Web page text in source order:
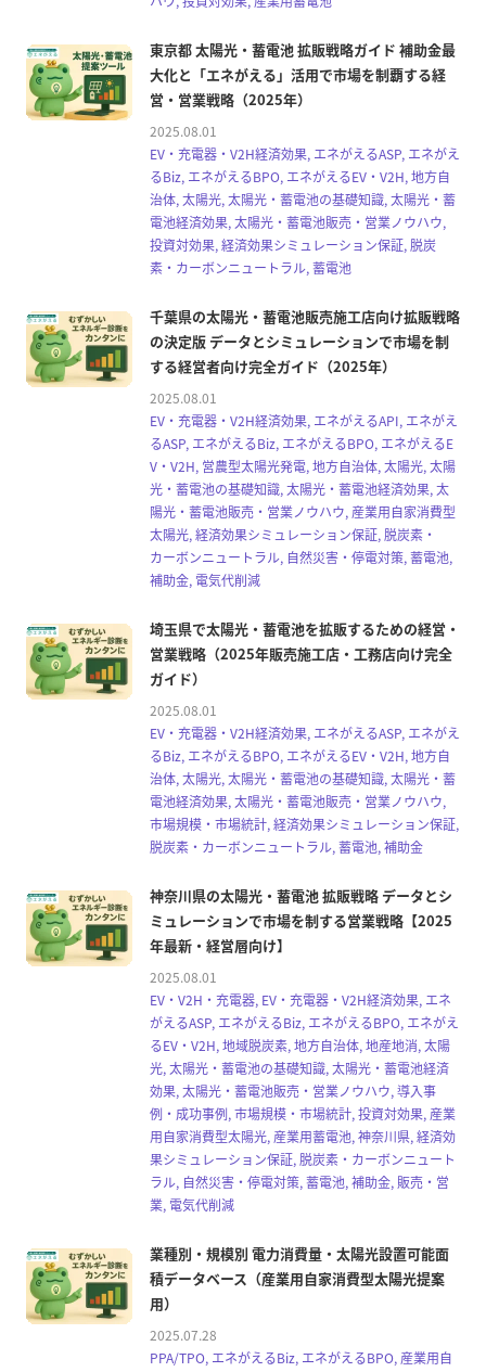
東京都 太陽光・蓄電池 拡販戦略ガイド 補助金最
大化と「エネがえる」活用で市場を制覇する経
営・営業戦略（2025年）
2025.08.01
EV・充電器・V2H経済効果, エネがえるASP, エネがえ
るBiz, エネがえるBPO, エネがえるEV・V2H, 地方自
治体, 太陽光, 太陽光・蓄電池の基礎知識, 太陽光・蓄
電池経済効果, 太陽光・蓄電池販売・営業ノウハウ,
投資対効果, 経済効果シミュレーション保証, 脱炭
素・カーボンニュートラル, 蓄電池
千葉県の太陽光・蓄電池販売施工店向け拡販戦略
の決定版 データとシミュレーションで市場を制
する経営者向け完全ガイド（2025年）
2025.08.01
EV・充電器・V2H経済効果, エネがえるAPI, エネがえ
るASP, エネがえるBiz, エネがえるBPO, エネがえるE
V・V2H, 営農型太陽光発電, 地方自治体, 太陽光, 太陽
光・蓄電池の基礎知識, 太陽光・蓄電池経済効果, 太
陽光・蓄電池販売・営業ノウハウ, 産業用自家消費型
太陽光, 経済効果シミュレーション保証, 脱炭素・
カーボンニュートラル, 自然災害・停電対策, 蓄電池,
補助金, 電気代削減
埼玉県で太陽光・蓄電池を拡販するための経営・
営業戦略（2025年販売施工店・工務店向け完全
ガイド）
2025.08.01
EV・充電器・V2H経済効果, エネがえるASP, エネがえ
るBiz, エネがえるBPO, エネがえるEV・V2H, 地方自
治体, 太陽光, 太陽光・蓄電池の基礎知識, 太陽光・蓄
電池経済効果, 太陽光・蓄電池販売・営業ノウハウ,
市場規模・市場統計, 経済効果シミュレーション保証,
脱炭素・カーボンニュートラル, 蓄電池, 補助金
神奈川県の太陽光・蓄電池 拡販戦略 データとシ
ミュレーションで市場を制する営業戦略【2025
年最新・経営層向け】
2025.08.01
EV・V2H・充電器, EV・充電器・V2H経済効果, エネ
がえるASP, エネがえるBiz, エネがえるBPO, エネがえ
るEV・V2H, 地域脱炭素, 地方自治体, 地産地消, 太陽
光, 太陽光・蓄電池の基礎知識, 太陽光・蓄電池経済
効果, 太陽光・蓄電池販売・営業ノウハウ, 導入事
例・成功事例, 市場規模・市場統計, 投資対効果, 産業
用自家消費型太陽光, 産業用蓄電池, 神奈川県, 経済効
果シミュレーション保証, 脱炭素・カーボンニュート
ラル, 自然災害・停電対策, 蓄電池, 補助金, 販売・営
業, 電気代削減
業種別・規模別 電力消費量・太陽光設置可能面
積データベース（産業用自家消費型太陽光提案
用）
2025.07.28
PPA/TPO, エネがえるBiz, エネがえるBPO, 産業用自